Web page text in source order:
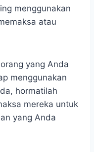
menggunakan
atau
yang Anda
menggunakan
hormatilah
mereka untuk
yang Anda